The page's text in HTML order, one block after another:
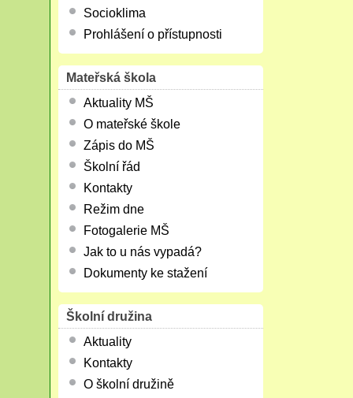
Socioklima
Prohlášení o přístupnosti
Mateřská škola
Aktuality MŠ
O mateřské škole
Zápis do MŠ
Školní řád
Kontakty
Režim dne
Fotogalerie MŠ
Jak to u nás vypadá?
Dokumenty ke stažení
Školní družina
Aktuality
Kontakty
O školní družině